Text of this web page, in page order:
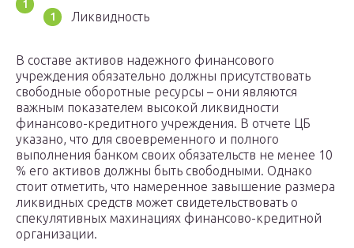
Ликвидность
В составе активов надежного финансового
учреждения обязательно должны присутствовать
свободные оборотные ресурсы – они являются
важным показателем высокой ликвидности
финансово-кредитного учреждения. В отчете ЦБ
указано, что для своевременного и полного
выполнения банком своих обязательств не менее 10
% его активов должны быть свободными. Однако
стоит отметить, что намеренное завышение размера
ликвидных средств может свидетельствовать о
спекулятивных махинациях финансово-кредитной
организации.